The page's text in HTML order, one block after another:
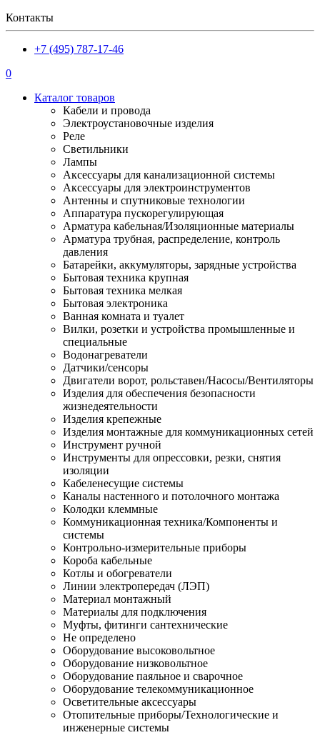
Контакты
+7 (495) 787-17-46
0
Каталог товаров
Кабели и провода
Электроустановочные изделия
Реле
Светильники
Лампы
Аксессуары для канализационной системы
Аксессуары для электроинструментов
Антенны и спутниковые технологии
Аппаратура пускорегулирующая
Арматура кабельная/Изоляционные материалы
Арматура трубная, распределение, контроль
давления
Батарейки, аккумуляторы, зарядные устройства
Бытовая техника крупная
Бытовая техника мелкая
Бытовая электроника
Ванная комната и туалет
Вилки, розетки и устройства промышленные и
специальные
Водонагреватели
Датчики/сенсоры
Двигатели ворот, рольставен/Насосы/Вентиляторы
Изделия для обеспечения безопасности
жизнедеятельности
Изделия крепежные
Изделия монтажные для коммуникационных сетей
Инструмент ручной
Инструменты для опрессовки, резки, снятия
изоляции
Кабеленесущие системы
Каналы настенного и потолочного монтажа
Колодки клеммные
Коммуникационная техника/Компоненты и
системы
Контрольно-измерительные приборы
Короба кабельные
Котлы и обогреватели
Линии электропередач (ЛЭП)
Материал монтажный
Материалы для подключения
Муфты, фитинги сантехнические
Не определено
Оборудование высоковольтное
Оборудование низковольтное
Оборудование паяльное и сварочное
Оборудование телекоммуникационное
Осветительные аксессуары
Отопительные приборы/Технологические и
инженерные системы